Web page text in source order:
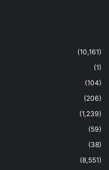
(10,161)
(1)
(104)
(206)
(1,239)
(59)
(38)
(8,551)